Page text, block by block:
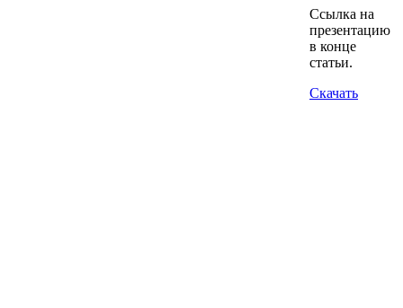
Ссылка на
презентацию
в конце
статьи.
Скачать